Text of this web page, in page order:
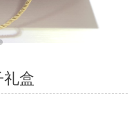
盒